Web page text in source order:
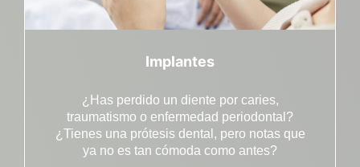
Implantes
¿Has perdido un diente por caries,
traumatismo o enfermedad periodontal?
¿Tienes una prótesis dental, pero notas que
ya no es tan cómoda como antes?